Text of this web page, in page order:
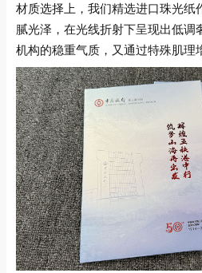
材质选择上，我们精选进口珠光纸
腻光泽，在光线折射下呈现出低调
机构的稳重气质，又通过特殊肌理